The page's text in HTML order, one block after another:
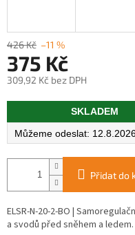
426 Kč –11 %
375 Kč
309,92 Kč bez DPH
Měrná
SKLADEM
Přidat do
ELSR-N-20-2-BO |
a svodů před sněhem a ledem.